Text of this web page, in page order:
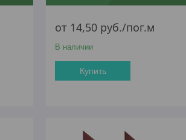
от 14,50 руб./пог.м
В наличии
Купить